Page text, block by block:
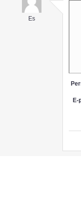
Es
E-